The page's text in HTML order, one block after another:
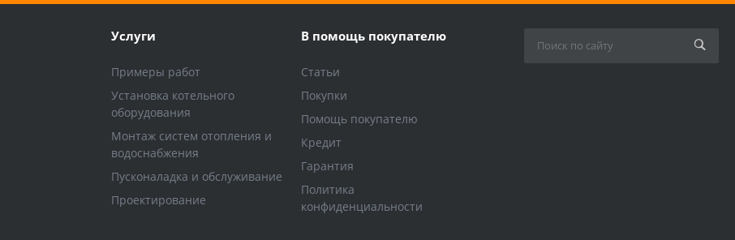
Услуги
Примеры работ
Установка котельного
оборудования
Монтаж систем отопления и
водоснабжения
Пусконаладка и обслуживание
Проектирование
В помощь покупателю
Статьи
Покупки
Помощь покупателю
Кредит
Гарантия
Политика
конфиденциальности